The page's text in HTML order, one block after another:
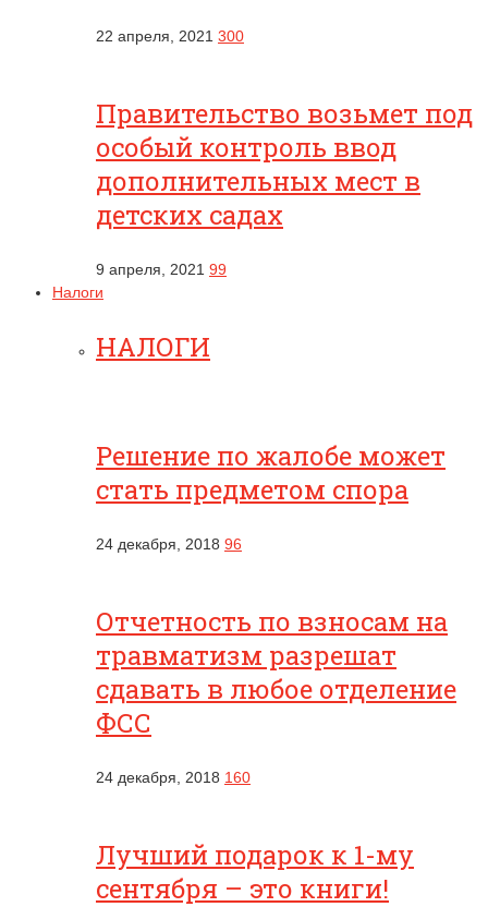
22 апреля, 2021 300
Правительство возьмет под
особый контроль ввод
дополнительных мест в
детских садах
9 апреля, 2021 99
Налоги
НАЛОГИ
Решение по жалобе может
стать предметом спора
24 декабря, 2018 96
Отчетность по взносам на
травматизм разрешат
сдавать в любое отделение
ФСС
24 декабря, 2018 160
Лучший подарок к 1-му
сентября – это книги!